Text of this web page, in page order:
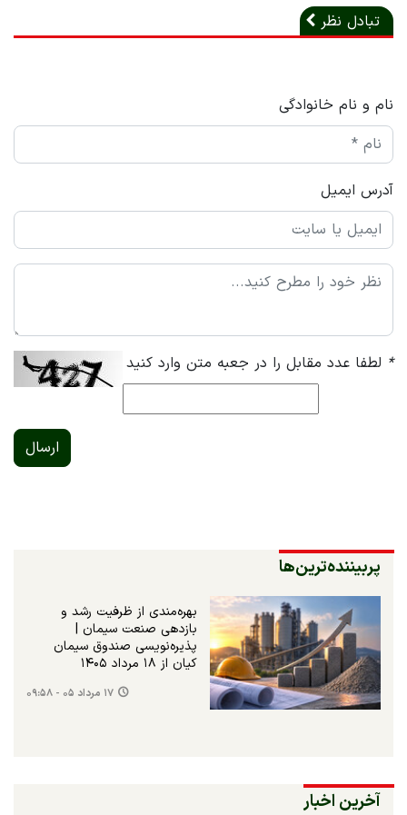
تبادل نظر
نام و نام خانوادگی
آدرس ایمیل
* لطفا عدد مقابل را در جعبه متن وارد کنید
ارسال
پربیننده‌ترین‌ها
بهره‌مندی از ظرفیت رشد و
بازدهی صنعت سیمان |
پذیره‌نویسی صندوق سیمان
کیان از ۱۸ مرداد ۱۴۰۵
۱۷ مرداد ۰۵ - ۰۹:۵۸
آخرین اخبار